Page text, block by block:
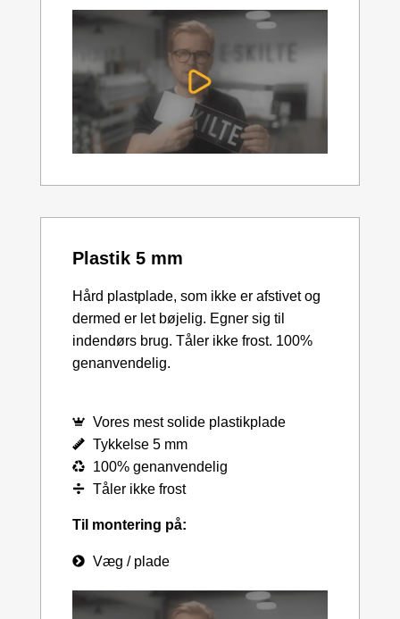
Plastik 5 mm
Hård plastplade, som ikke er afstivet og
dermed er let bøjelig. Egner sig til
indendørs brug. Tåler ikke frost. 100%
genanvendelig.
Vores mest solide plastikplade
Tykkelse 5 mm
100% genanvendelig
Tåler ikke frost
Til montering på:
Væg / plade